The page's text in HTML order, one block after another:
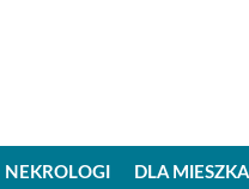
NEKROLOGI DLA